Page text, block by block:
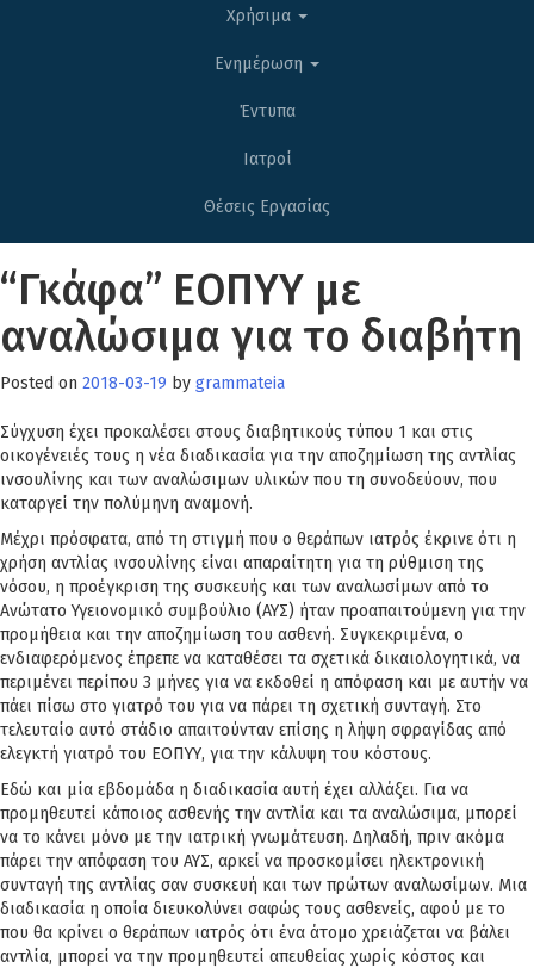
Χρήσιμα
Ενημέρωση
Έντυπα
Ιατροί
Θέσεις Εργασίας
“Γκάφα” ΕΟΠΥΥ με
αναλώσιμα για το διαβήτη
Posted on 2018-03-19 by grammateia
Σύγχυση έχει προκαλέσει στους διαβητικούς τύπου 1 και στις
οικογένειές τους η νέα διαδικασία για την αποζημίωση της αντλίας
ινσουλίνης και των αναλώσιμων υλικών που τη συνοδεύουν, που
καταργεί την πολύμηνη αναμονή.
Μέχρι πρόσφατα, από τη στιγμή που ο θεράπων ιατρός έκρινε ότι η
χρήση αντλίας ινσουλίνης είναι απαραίτητη για τη ρύθμιση της
νόσου, η προέγκριση της συσκευής και των αναλωσίμων από το
Ανώτατο Υγειονομικό συμβούλιο (ΑΥΣ) ήταν προαπαιτούμενη για την
προμήθεια και την αποζημίωση του ασθενή. Συγκεκριμένα, ο
ενδιαφερόμενος έπρεπε να καταθέσει τα σχετικά δικαιολογητικά, να
περιμένει περίπου 3 μήνες για να εκδοθεί η απόφαση και με αυτήν να
πάει πίσω στο γιατρό του για να πάρει τη σχετική συνταγή. Στο
τελευταίο αυτό στάδιο απαιτούνταν επίσης η λήψη σφραγίδας από
ελεγκτή γιατρό του ΕΟΠΥΥ, για την κάλυψη του κόστους.
Εδώ και μία εβδομάδα η διαδικασία αυτή έχει αλλάξει. Για να
προμηθευτεί κάποιος ασθενής την αντλία και τα αναλώσιμα, μπορεί
να το κάνει μόνο με την ιατρική γνωμάτευση. Δηλαδή, πριν ακόμα
πάρει την απόφαση του ΑΥΣ, αρκεί να προσκομίσει ηλεκτρονική
συνταγή της αντλίας σαν συσκευή και των πρώτων αναλωσίμων. Μια
διαδικασία η οποία διευκολύνει σαφώς τους ασθενείς, αφού με το
που θα κρίνει ο θεράπων ιατρός ότι ένα άτομο χρειάζεται να βάλει
αντλία, μπορεί να την προμηθευτεί απευθείας χωρίς κόστος και